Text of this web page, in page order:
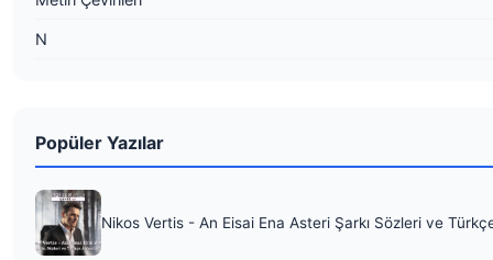
N
Popüler Yazılar
Nikos Vertis - An Eisai Ena Asteri Şarkı Sözleri ve